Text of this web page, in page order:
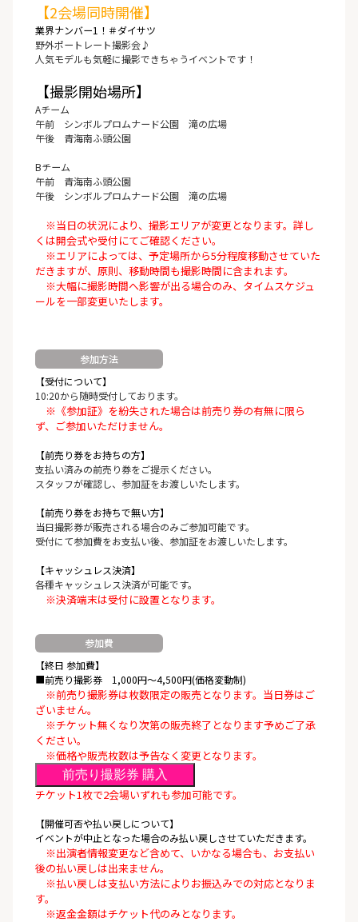
【2会場同時開催】
業界ナンバー1！＃ダイサツ
野外ポートレート撮影会♪
人気モデルも気軽に撮影できちゃうイベントです！
【撮影開始場所】
Aチーム
午前 シンボルプロムナード公園 滝の広場
午後 青海南ふ頭公園
Bチーム
午前 青海南ふ頭公園
午後 シンボルプロムナード公園 滝の広場
※当日の状況により、撮影エリアが変更となります。詳し
くは開会式や受付にてご確認ください。
※エリアによっては、予定場所から5分程度移動させていた
だきますが、原則、移動時間も撮影時間に含まれます。
※大幅に撮影時間へ影響が出る場合のみ、タイムスケジュ
ールを一部変更いたします。
参加方法
【受付について】
10:20から随時受付しております。
※《参加証》を紛失された場合は前売り券の有無に限ら
ず、ご参加いただけません。
【前売り券をお持ちの方】
支払い済みの前売り券をご提示ください。
スタッフが確認し、参加証をお渡しいたします。
【前売り券をお持ちで無い方】
当日撮影券が販売される場合のみご参加可能です。
受付にて参加費をお支払い後、参加証をお渡しいたします。
【キャッシュレス決済】
各種キャッシュレス決済が可能です。
※決済端末は受付に設置となります。
参加費
【終日 参加費】
■前売り撮影券 1,000円〜4,500円(価格変動制)
※前売り撮影券は枚数限定の販売となります。当日券はご
ざいません。
※チケット無くなり次第の販売終了となります予めご了承
ください。
※価格や販売枚数は予告なく変更となります。
前売り撮影券 購入
チケット1枚で2会場いずれも参加可能です。
【開催可否や払い戻しについて】
イベントが中止となった場合のみ払い戻しさせていただきます。
※出演者情報変更など含めて、いかなる場合も、お支払い
後の払い戻しは出来ません。
※払い戻しは支払い方法によりお振込みでの対応となりま
す。
※返金金額はチケット代のみとなります。